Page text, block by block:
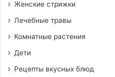
Женские стрижки
Лечебные травы
Комнатные растения
Дети
Рецепты вкусных блюд